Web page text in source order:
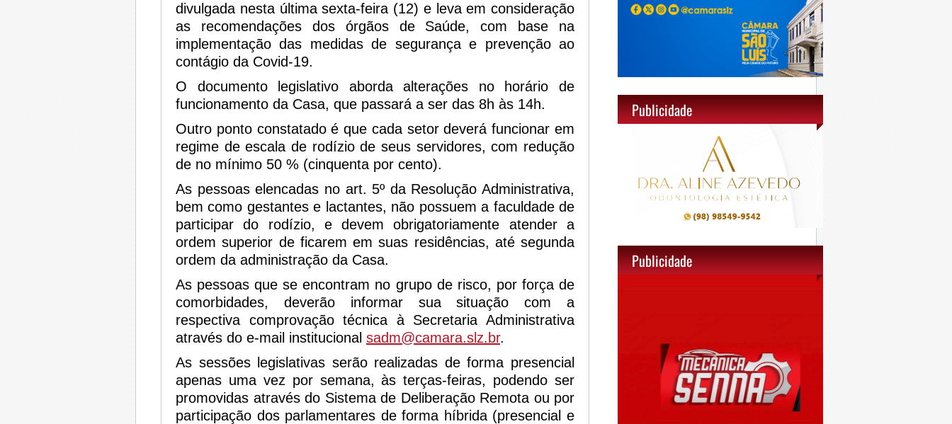
divulgada nesta última sexta-feira (12) e leva em consideração
as recomendações dos órgãos de Saúde, com base na
implementação das medidas de segurança e prevenção ao
contágio da Covid-19.
O documento legislativo aborda alterações no horário de
funcionamento da Casa, que passará a ser das 8h às 14h.
Outro ponto constatado é que cada setor deverá funcionar em
regime de escala de rodízio de seus servidores, com redução
de no mínimo 50 % (cinquenta por cento).
As pessoas elencadas no art. 5º da Resolução Administrativa,
bem como gestantes e lactantes, não possuem a faculdade de
participar do rodízio, e devem obrigatoriamente atender a
ordem superior de ficarem em suas residências, até segunda
ordem da administração da Casa.
As pessoas que se encontram no grupo de risco, por força de
comorbidades, deverão informar sua situação com a
respectiva comprovação técnica à Secretaria Administrativa
através do e-mail institucional sadm@camara.slz.br.
As sessões legislativas serão realizadas de forma presencial
apenas uma vez por semana, às terças-feiras, podendo ser
promovidas através do Sistema de Deliberação Remota ou por
participação dos parlamentares de forma híbrida (presencial e
Publicidade
Publicidade